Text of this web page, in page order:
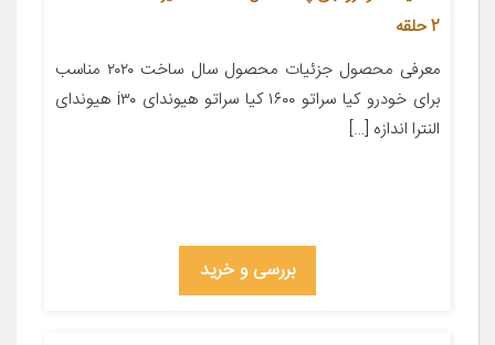
2 حلقه
معرفی محصول جزئیات محصول سال ساخت ۲۰۲۰ مناسب
برای خودرو کیا سراتو ۱۶۰۰ کیا سراتو هیوندای i۳۰ هیوندای
النترا اندازه […]
بررسی و خرید